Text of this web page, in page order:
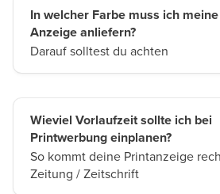
In welcher Farbe muss ich
Anzeige anliefern?
Darauf solltest du achten
Wieviel Vorlaufzeit sollte ich bei
Printwerbung einplanen?
So kommt deine Printanzeige
Zeitung / Zeitschrift